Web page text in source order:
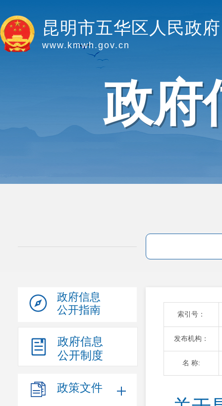
昆明市五华区人民政府
www.kmwh.gov.cn
政府
政府信息
公开指南
政府信息
公开制度
政策文件
索引号：
发布机构：
名 称: